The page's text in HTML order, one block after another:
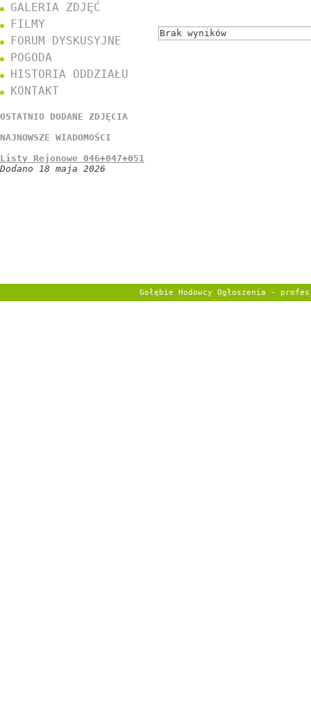
Brak wyników
GALERIA ZDJĘĆ
FILMY
FORUM DYSKUSYJNE
POGODA
HISTORIA ODDZIAŁU
KONTAKT
OSTATNIO DODANE ZDJĘCIA
NAJNOWSZE WIADOMOŚCI
Listy Rejonowe 046+047+051
Dodano 18 maja 2026
Gołębie Hodowcy Ogłoszenia -